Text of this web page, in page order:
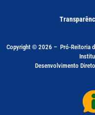
Copyright © 2026 – Pró-Reitoria
Desenvolvimento